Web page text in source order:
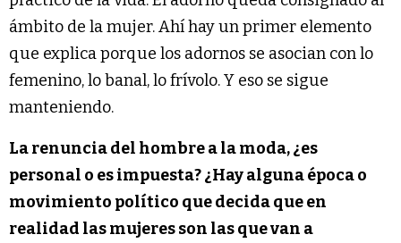
ámbito de la mujer. Ahí hay un primer elemento
que explica porque los adornos se asocian con lo
femenino, lo banal, lo frívolo. Y eso se sigue
manteniendo.
La renuncia del hombre a la moda, ¿es
personal o es impuesta? ¿Hay alguna época o
movimiento político que decida que en
realidad las mujeres son las que van a